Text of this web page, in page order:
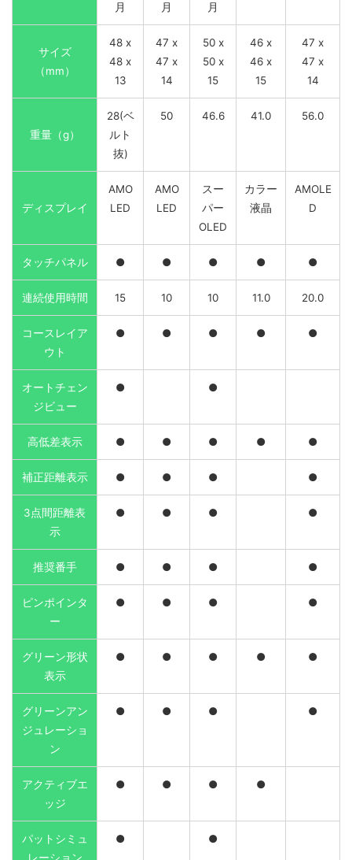
月
月
月
サイズ
（mm）
48 x
48 x
13
47 x
47 x
14
50 x
50 x
15
46 x
46 x
15
47 x
47 x
14
重量（g）
28(ベ
ルト
抜)
50 46.6 41.0 56.0
ディスプレイ
AMO
LED
AMO
LED
スー
パー
OLED
カラー
液晶
AMOLE
D
タッチパネル ● ● ● ● ●
連続使用時間 15 10 10 11.0 20.0
コースレイア
ウト
● ● ● ● ●
オートチェン
ジビュー
● ●
高低差表示 ● ● ● ● ●
補正距離表示 ● ● ● ●
3点間距離表
示
● ● ● ●
推奨番手 ● ● ● ●
ピンポインタ
ー
● ● ● ●
グリーン形状
表示
● ● ● ● ●
グリーンアン
ジュレーショ
ン
● ● ● ●
アクティブエ
ッジ
● ● ● ●
パットシミュ
● ●